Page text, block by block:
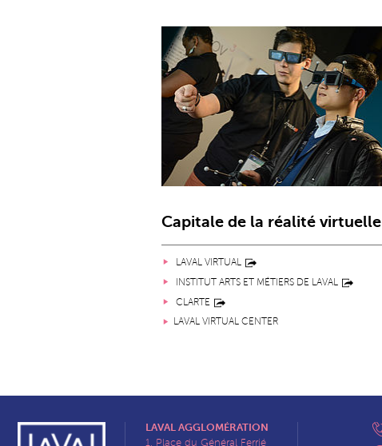
Capitale de la réalité virtuelle
LAVAL VIRTUAL
INSTITUT ARTS ET MÉTIERS DE LAVAL
CLARTE
LAVAL VIRTUAL CENTER
LAVAL AGGLOMÉRATION
1, Place du Général Ferrié